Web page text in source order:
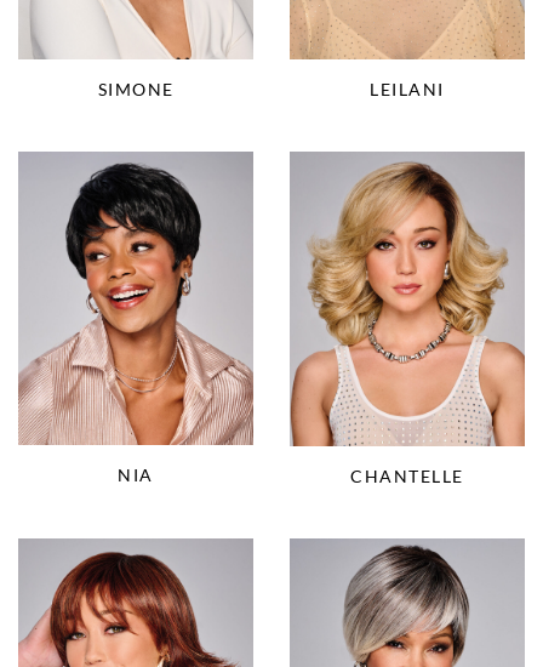
SIMONE LEILANI
NIA CHANTELLE